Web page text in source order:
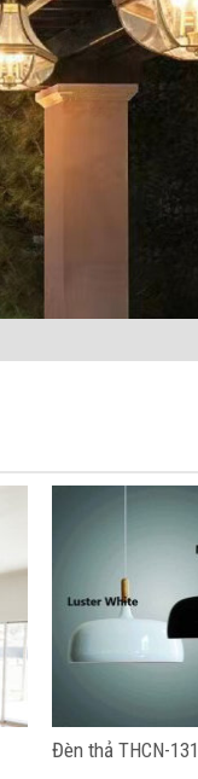
Đèn thả THCN-131